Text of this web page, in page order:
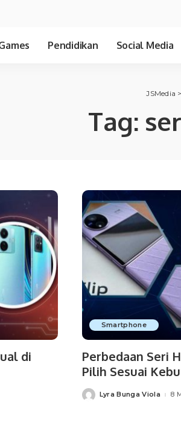
Pendidikan Social Media
JSMedia >
Tag:
di
Smartphone
Perbedaan Seri
Pilih Sesuai
PostedLyra Bunga Viola 8